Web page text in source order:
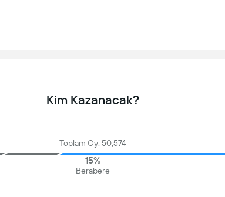
Kim Kazanacak?
Toplam Oy: 50,574
15%
Berabere